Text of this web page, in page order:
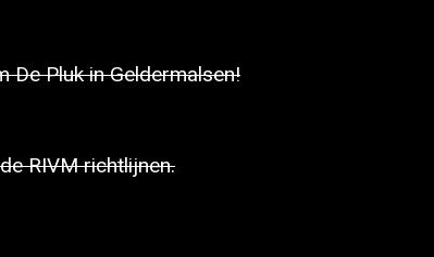
De Pluk in Geldermalsen!
RIVM richtlijnen.